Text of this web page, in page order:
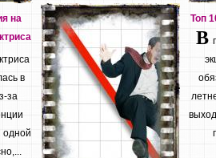
на
в
за
одной
Топ
В